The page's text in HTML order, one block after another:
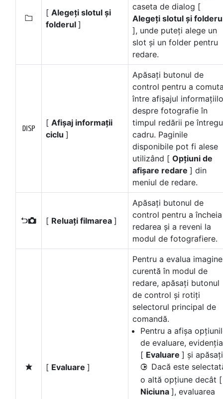
W
[ Alegeți slotul și
folderul ]
caseta de dialog [
Alegeți slotul și
], unde puteți alege un
slot și un folder pentru
redare.
M
[ Afișaj informații
ciclu ]
Apăsați butonul de
control pentru a
între afișajul
despre fotografie în
timpul redării pe
cadru. Paginile
disponibile pot fi alese
utilizând [ Opțiuni de
afișare redare ] din
meniul de redare.
P [ Reluați filmarea ]
Apăsați butonul de
control pentru a încheia
redarea și a reveni la
modul de fotografiere.
c [ Evaluare ]
Pentru a evalua
curentă în modul de
redare, apăsați butonul
de control și rotiți
selectorul principal de
comandă.
Pentru a afișa
de evaluare,
[ Evaluare ] și apăsați
2 Dacă este
o altă opțiune decât [
Niciuna ], evaluarea